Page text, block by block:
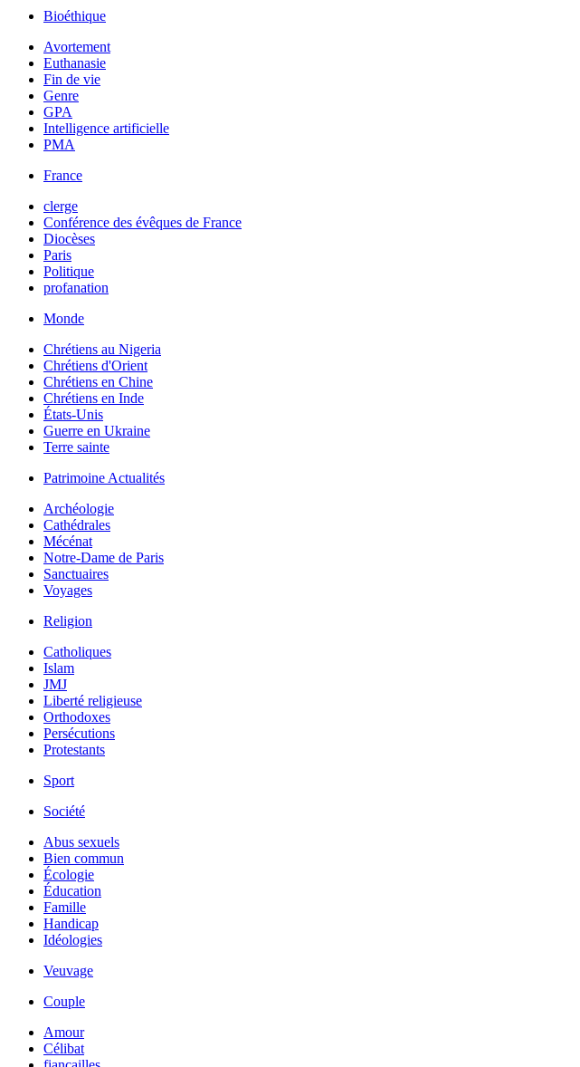
Bioéthique
Avortement
Euthanasie
Fin de vie
Genre
GPA
Intelligence artificielle
PMA
France
clerge
Conférence des évêques de France
Diocèses
Paris
Politique
profanation
Monde
Chrétiens au Nigeria
Chrétiens d'Orient
Chrétiens en Chine
Chrétiens en Inde
États-Unis
Guerre en Ukraine
Terre sainte
Patrimoine Actualités
Archéologie
Cathédrales
Mécénat
Notre-Dame de Paris
Sanctuaires
Voyages
Religion
Catholiques
Islam
JMJ
Liberté religieuse
Orthodoxes
Persécutions
Protestants
Sport
Société
Abus sexuels
Bien commun
Écologie
Éducation
Famille
Handicap
Idéologies
Veuvage
Couple
Amour
Célibat